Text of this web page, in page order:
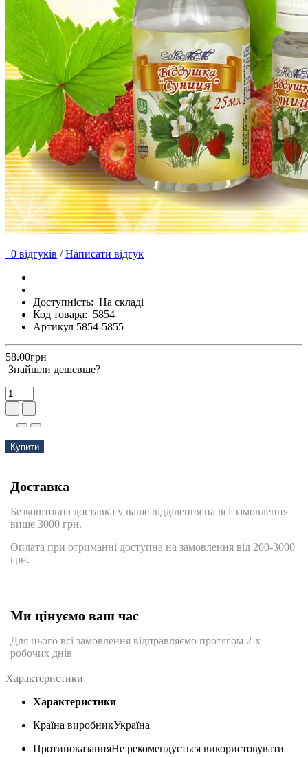
0 відгуків / Написати відгук
Доступність: На складі
Код товара: 5854
Артикул 5854-5855
58.00грн
Знайшли дешевше?
Купити
Доставка
Безкоштовна доставка у ваше відділення на всі замовлення
вище 3000 грн.
Оплата при отриманні доступна на замовлення від 200-3000
грн.
Ми цінуємо ваш час
Для цього всі замовлення відправляємо протягом 2-х
робочих днів
Характеристики
Характеристики
Країна виробникУкраїна
ПротипоказанняНе рекомендується використовувати